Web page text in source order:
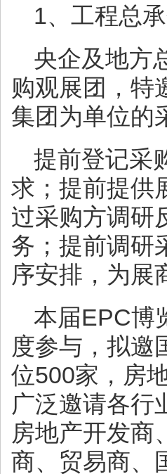
1、工程总
央企及地方
购观展团，特
集团为单位的
提前登记采
求；提前提供
过采购方调研
务；提前调研
序安排，为展
本届EPC博
度参与，拟邀
位500家，房
广泛邀请各行
房地产开发商
商、贸易商、